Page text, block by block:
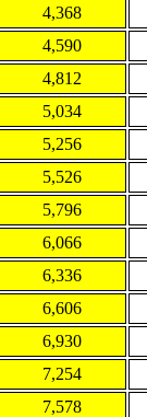
4,368
4,590
4,812
5,034
5,256
5,526
5,796
6,066
6,336
6,606
6,930
7,254
7,578